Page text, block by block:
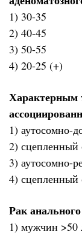
1) 30-35
2) 40-45
3) 50-55
4) 20-25 (+)
Характерным
1) аутосомно-
2) сцепленный
3) аутосомно-
4) сцепленный
Рак
1) мужчин >50